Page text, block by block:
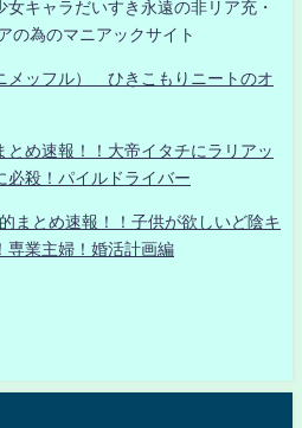
キャラだいすき永遠の非リア充・
の為のマニアックサイト
メッフル） ひきこもりニートのオ
とめ速報！！大帝イタチにラリアッ
必殺！パイルドライバー
まとめ速報！！子供が欲しいど陰キ
専業主婦！婚活計画編